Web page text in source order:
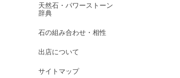
天然石・パワーストーン
辞典
石の組み合わせ・相性
出店について
サイトマップ